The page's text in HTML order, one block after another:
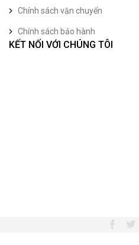
Chính sách vận chuyển
Chính sách bảo hành
KẾT NỐI VỚI CHÚNG TÔI